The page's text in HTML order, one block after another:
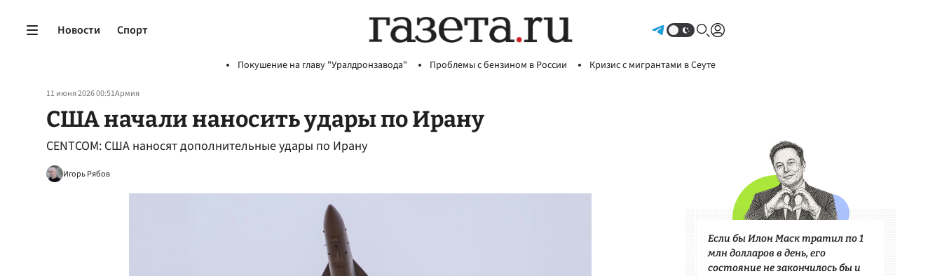
Новости Спорт
Покушение на главу "Уралдронзавода" Проблемы с бензином в России Кризис с мигрантами в Сеуте
11 июня 2026 00:51Армия
США начали наносить удары по Ирану
CENTCOM: США наносят дополнительные удары по Ирану
Игорь Рябов
Если бы Илон Маск тратил по 1
млн долларов в день, его
состояние не закончилось бы и